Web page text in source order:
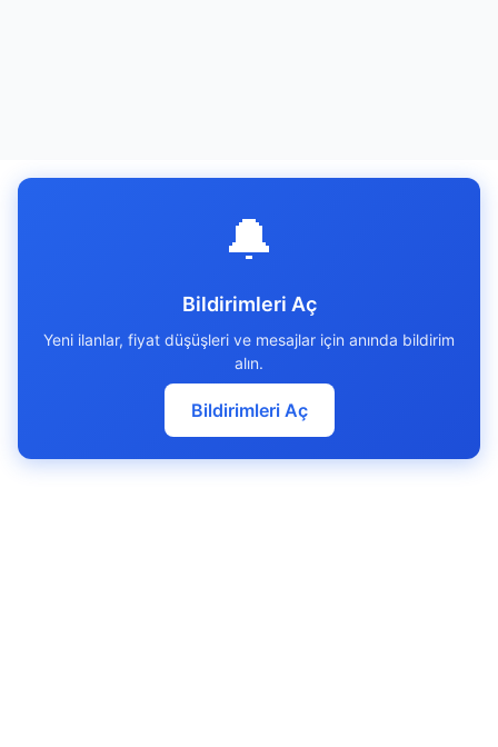
🔔
Bildirimleri Aç
Yeni ilanlar, fiyat düşüşleri ve mesajlar için anında bildirim
alın.
Bildirimleri Aç